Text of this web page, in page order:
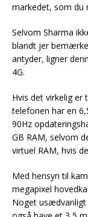
markedet, som du
Selvom Sharma
blandt jer
antyder, ligner
4G.
Hvis det virkelig
telefonen har en
90Hz
GB RAM, selvom
virtuel RAM, hvis
Med hensyn til
megapixel
Noget usædvanligt